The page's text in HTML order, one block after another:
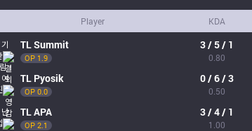
Player KDA
TLSummit
OP 1.9
3 / 5 / 1
0.80
TL Pyosik
OP 0.0
0 / 6 / 3
0.50
TLAPA
OP 2.1
3 / 4 / 1
1.00